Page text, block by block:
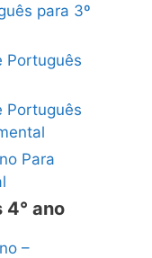
para 3º
Português
Português
Para
ano
–